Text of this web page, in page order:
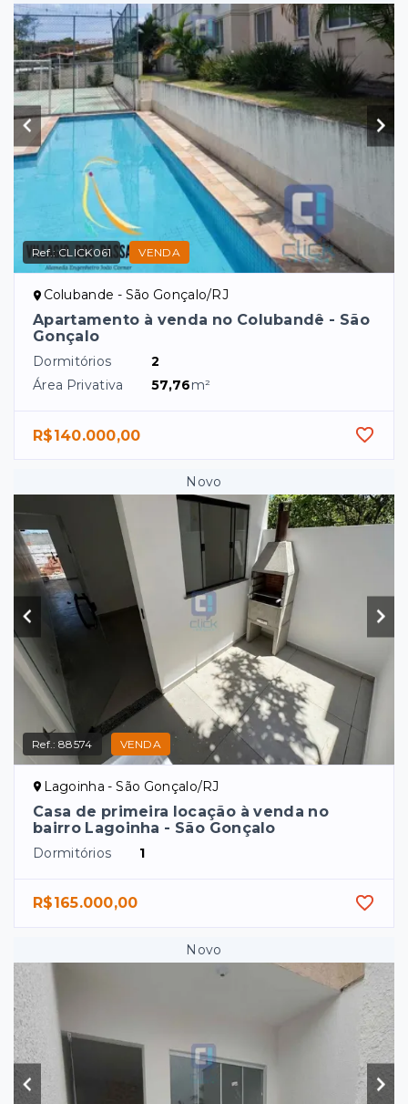
Ref.:CLICK061 VENDA
Colubande - São Gonçalo/RJ
Apartamento à venda no Colubandê - São
Gonçalo
Dormitórios
2
Área Privativa
57,76m²
R$140.000,00
Novo
Ref.:88574 VENDA
Lagoinha - São Gonçalo/RJ
Casa de primeira locação à venda no
bairro Lagoinha - São Gonçalo
Dormitórios 1
R$165.000,00
Novo